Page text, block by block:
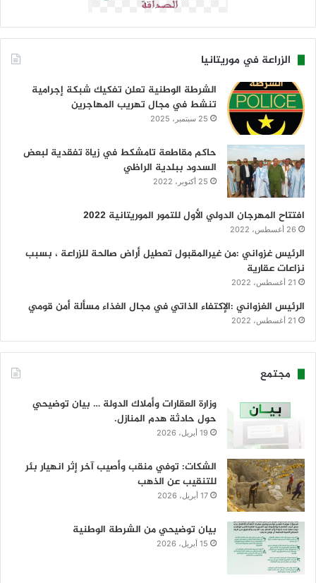
الزراعة في موريتانيا
الشرطة الوطنية تعلن تفكيك شبكة إجرامية
تنشط في مجال تهريب المهاجرين
25 سبتمبر، 2025
حاكم مقاطعة تامشكط في زياة تفقدية لبعض
السدود ببلدية الراظي
25 أكتوبر، 2022
افتتاح المهرجان الدولي الأول للتمور الموريتانية 2022
26 أغسطس، 2022
الرئيس غزواني :من غيرالمقبول تعطيل أراض صالحة للزراعة ، بسبب
نزاعات عقارية
21 أغسطس، 2022
الرئيس الغزواني :الإكتفاء الذاتي في مجال الغذاء مسألة أمن قومي
21 أغسطس، 2022
مجتمع
وزارة العقارات وأملاك الدولة … بيان توضيحي
حول حادثة هدم المنازل.
19 أبريل، 2026
الشكات: توفي منقب وأصيب آخر إثر انهيار بئر
للتنقيب عن الذهب
17 أبريل، 2026
بيان توضيحي من الشرطة الوطنية
15 أبريل، 2026